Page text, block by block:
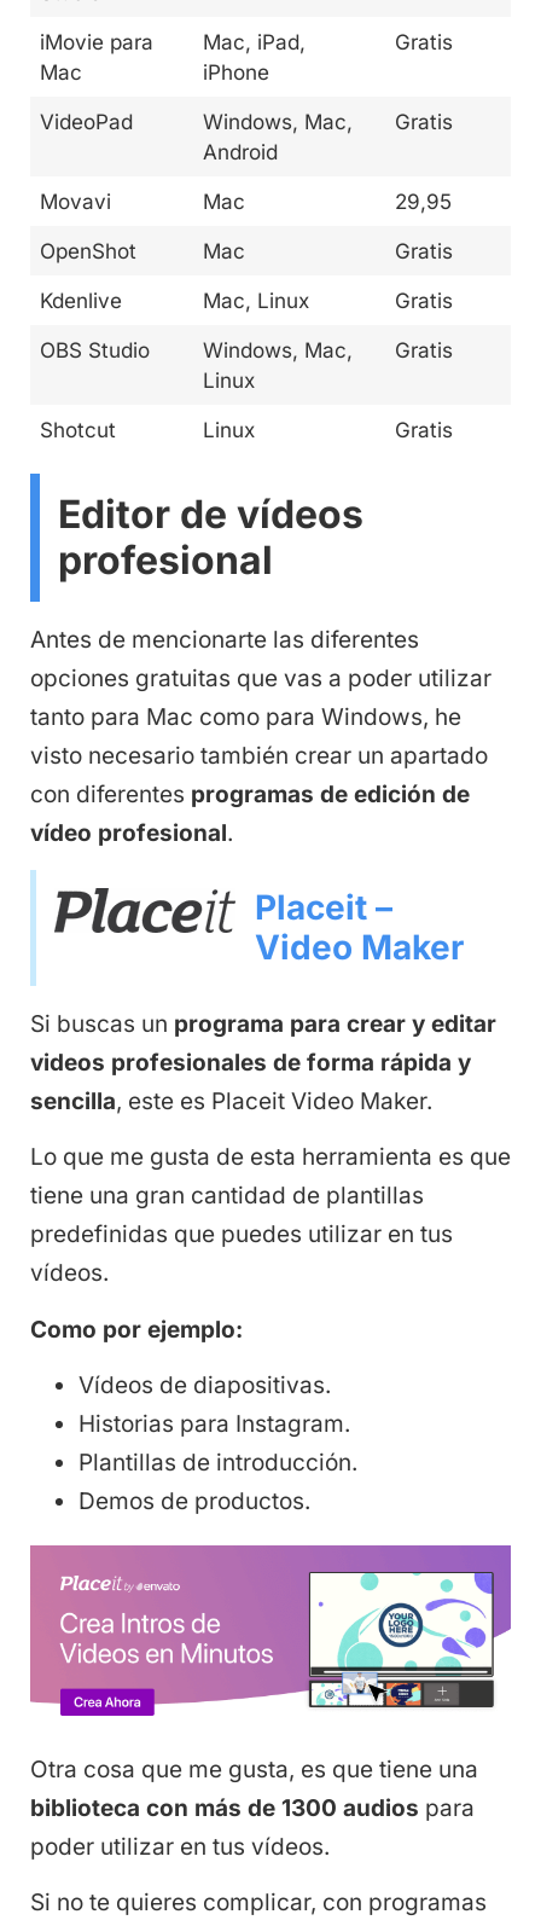
iMovie para
Mac
Mac, iPad,
iPhone
Gratis
VideoPad
Windows, Mac,
Android
Gratis
Movavi Mac
29,95
OpenShot
Mac
Gratis
Kdenlive
Mac, Linux
Gratis
OBS Studio
Windows, Mac,
Linux
Gratis
Shotcut Linux Gratis
Editor de vídeos
profesional
Antes de mencionarte las diferentes
opciones gratuitas que vas a poder utilizar
tanto para Mac como para Windows, he
visto necesario también crear un apartado
con diferentes programas de edición de
vídeo profesional.
Placeit –
Video Maker
Si buscas un programa para crear y editar
videos profesionales de forma rápida y
sencilla, este es Placeit Video Maker.
Lo que me gusta de esta herramienta es que
tiene una gran cantidad de plantillas
predefinidas que puedes utilizar en tus
vídeos.
Como por ejemplo:
Vídeos de diapositivas.
Historias para Instagram.
Plantillas de introducción.
Demos de productos.
Otra cosa que me gusta, es que tiene una
biblioteca con más de 1300 audios para
poder utilizar en tus vídeos.
Si no te quieres complicar, con programas